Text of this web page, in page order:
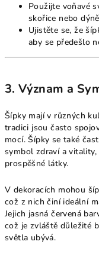
Použijte voňavé
skořice nebo
Ujistěte se, že
aby se předešlo
3. Význam a
Šípky mají v různých
tradici jsou často
mocí. Šípky se také
symbol zdraví a
prospěšné látky.
V dekoracích mohou
což z nich činí ideální
Jejich jasná červená
což je zvláště důležité
světla ubývá.